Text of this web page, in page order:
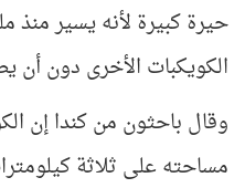
حيرة كبيرة لأنه يسير
الكويكبات الأخرى دون أن
وقال باحثون من كنداإن
مساحته على ثلاثة